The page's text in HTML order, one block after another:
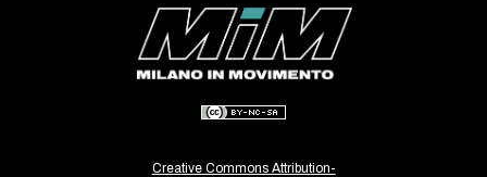
Creative Commons Attribution-